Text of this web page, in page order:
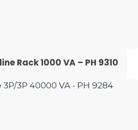
Rack 1000 VA – PH 9310